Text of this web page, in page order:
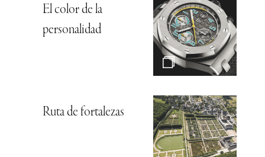
El color de la
personalidad
Ruta de fortalezas